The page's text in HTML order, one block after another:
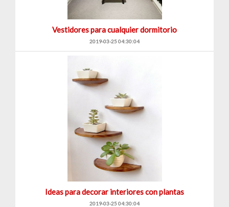
Vestidores para cualquier dormitorio
2019-03-25 04:30:04
Ideas para decorar interiores con plantas
2019-03-25 04:30:04